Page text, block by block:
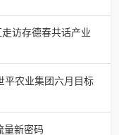
锡分行深耕反诈宣
惠山古镇西神广场
访存德春共话产业
者、行业从业者代
公司，开展实地走
平农业集团六月目标
作成效、精准查摆
统一全员思想、
量新密码